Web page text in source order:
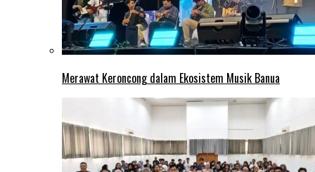
Merawat Keroncong dalam Ekosistem Musik Banua